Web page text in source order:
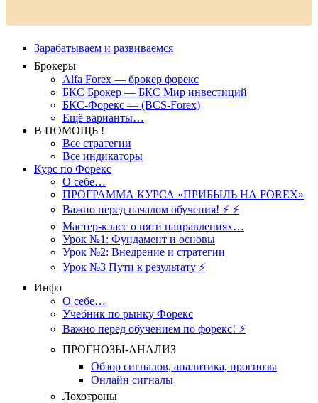
Зарабатываем и развиваемся
Брокеры
Alfa Forex — брокер форекс
БКС Брокер — БКС Мир инвестиций
БКС-Форекс — (BCS-Forex)
Ещё варианты…
В ПОМОЩЬ !
Все стратегии
Все индикаторы
Курс по Форекс
О себе…
ПРОГРАММА КУРСА «ПРИБЫЛЬ НА FOREX»
Важно перед началом обучения! ⚡ ⚡
Мастер-класс о пяти направлениях…
Урок №1: Фундамент и основы
Урок №2: Внедрение и стратегии
Урок №3 Пути к результату ⚡️
Инфо
О себе…
Учебник по рынку Форекс
Важно перед обучением по форекс! ⚡
ПРОГНОЗЫ-АНАЛИЗ
Обзор сигналов, аналитика, прогнозы
Онлайн сигналы
Лохотроны